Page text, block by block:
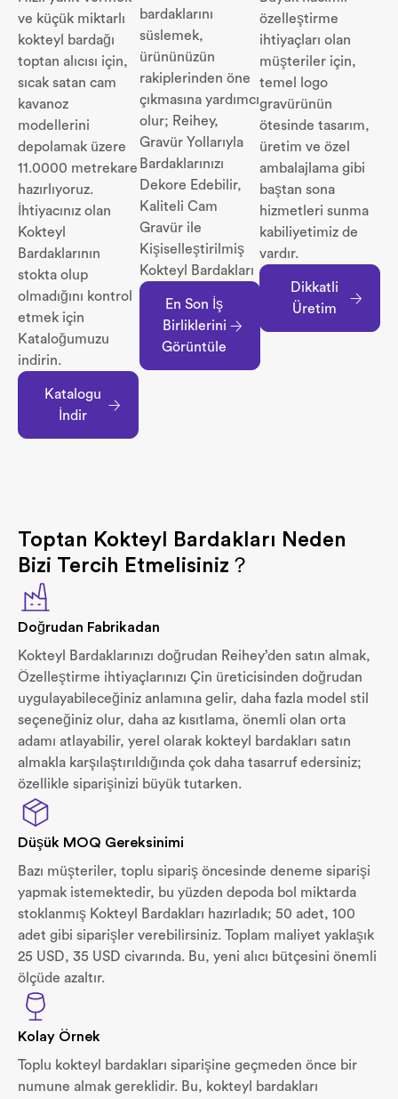
ve küçük miktarlı
kokteyl bardağı
toptan alıcısı için,
sıcak satan cam
kavanoz
modellerini
depolamak üzere
11.0000 metrekare
hazırlıyoruz.
İhtiyacınız olan
Kokteyl
Bardaklarının
stokta olup
olmadığını kontrol
etmek için
Kataloğumuzu
indirin.
Katalogu
İndir
bardaklarını
süslemek,
ürününüzün
rakiplerinden öne
çıkmasına yardımcı
olur; Reihey,
Gravür Yollarıyla
Bardaklarınızı
Dekore Edebilir,
Kaliteli Cam
Gravür ile
Kişiselleştirilmiş
Kokteyl Bardakları
En Son İş
Birliklerini
Görüntüle
özelleştirme
ihtiyaçları olan
müşteriler için,
temel logo
gravürünün
ötesinde tasarım,
üretim ve özel
ambalajlama gibi
baştan sona
hizmetleri sunma
kabiliyetimiz de
vardır.
Dikkatli
Üretim
Toptan Kokteyl Bardakları Neden
Bizi Tercih Etmelisiniz？
Doğrudan Fabrikadan
Kokteyl Bardaklarınızı doğrudan Reihey’den satın almak,
Özelleştirme ihtiyaçlarınızı Çin üreticisinden doğrudan
uygulayabileceğiniz anlamına gelir, daha fazla model stil
seçeneğiniz olur, daha az kısıtlama, önemli olan orta
adamı atlayabilir, yerel olarak kokteyl bardakları satın
almakla karşılaştırıldığında çok daha tasarruf edersiniz;
özellikle siparişinizi büyük tutarken.
Düşük MOQ Gereksinimi
Bazı müşteriler, toplu sipariş öncesinde deneme siparişi
yapmak istemektedir, bu yüzden depoda bol miktarda
stoklanmış Kokteyl Bardakları hazırladık; 50 adet, 100
adet gibi siparişler verebilirsiniz. Toplam maliyet yaklaşık
25 USD, 35 USD civarında. Bu, yeni alıcı bütçesini önemli
ölçüde azaltır.
Kolay Örnek
Toplu kokteyl bardakları siparişine geçmeden önce bir
numune almak gereklidir. Bu, kokteyl bardakları